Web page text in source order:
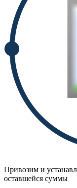
Привозим и
оставшейся суммы